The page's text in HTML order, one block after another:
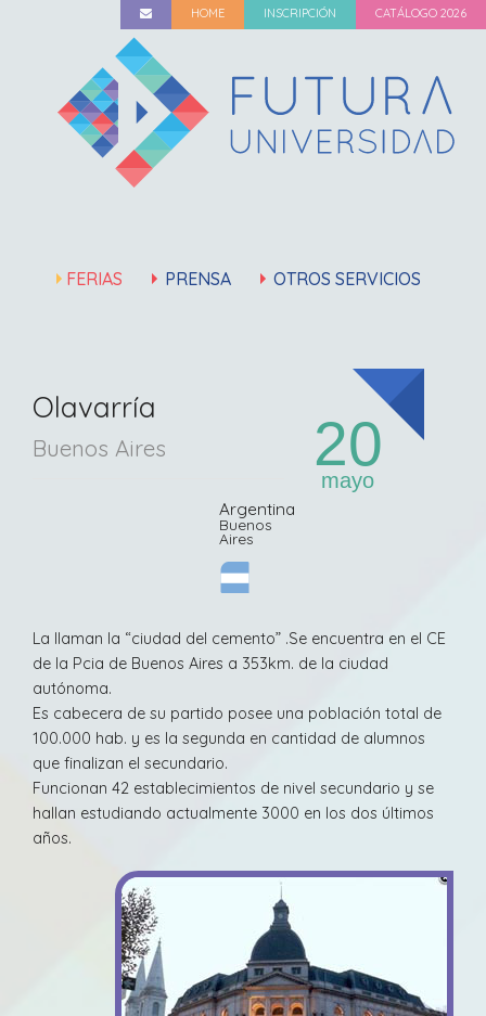
HOME INSCRIPCIÓN CATÁLOGO 2026
FERIAS PRENSA OTROS SERVICIOS
Olavarría
Buenos Aires
Argentina
Buenos
Aires
20
mayo
La llaman la “ciudad del cemento” .Se encuentra en el CE
de la Pcia de Buenos Aires a 353km. de la ciudad
autónoma.
Es cabecera de su partido posee una población total de
100.000 hab. y es la segunda en cantidad de alumnos
que finalizan el secundario.
Funcionan 42 establecimientos de nivel secundario y se
hallan estudiando actualmente 3000 en los dos últimos
años.